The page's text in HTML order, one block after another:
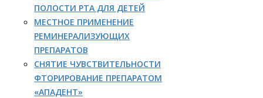
ПОЛОСТИ РТА ДЛЯ ДЕТЕЙ
МЕСТНОЕ ПРИМЕНЕНИЕ
РЕМИНЕРАЛИЗУЮЩИХ
ПРЕПАРАТОВ
СНЯТИЕ ЧУВСТВИТЕЛЬНОСТИ
ФТОРИРОВАНИЕ ПРЕПАРАТОМ
«АПАДЕНТ»